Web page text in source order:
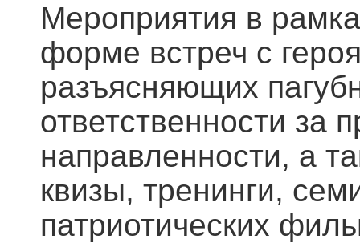
Мероприятия в
форме встреч с
разъясняющих
ответственности за
направленности, а
квизы, тренинги,
патриотических